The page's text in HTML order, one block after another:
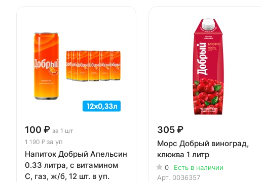
100 ₽ за 1 шт
1 190 ₽ за уп
Напиток Добрый Апельсин
0.33 литра, с витамином
С, газ, ж/б, 12 шт. в уп.
305 ₽
Морс Добрый виноград,
клюква 1 литр
0
Есть в наличии
Арт. 0036357